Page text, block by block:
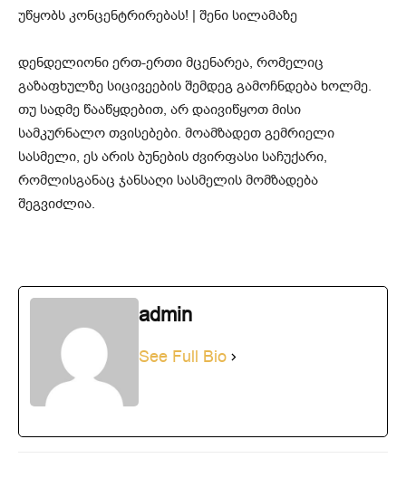
დენდელიონი ერთ-ერთი მცენარეა, რომელიც
გაზაფხულზე სიცივეების შემდეგ გამოჩნდება ხოლმე.
თუ სადმე წააწყდებით, არ დაივიწყოთ მისი
სამკურნალო თვისებები. მოამზადეთ გემრიელი
სასმელი, ეს არის ბუნების ძვირფასი საჩუქარი,
რომლისგანაც ჯანსაღი სასმელის მომზადება
შეგვიძლია.
admin
See Full Bio